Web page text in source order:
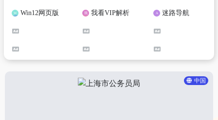
Win12网页版 我看VIP解析 迷路导航
中国